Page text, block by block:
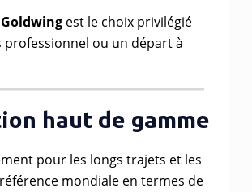
est le choix privilégié
ou un départ à
haut de gamme
pour les longs trajets et les
mondiale en termes de